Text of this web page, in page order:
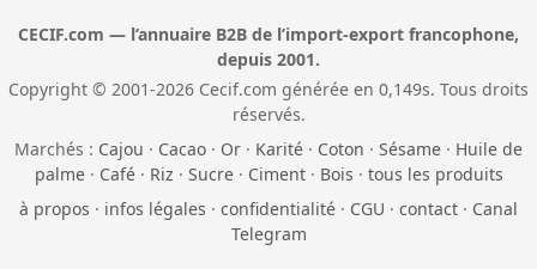
CECIF.com — l’annuaire B2B de l’import-export francophone,
depuis 2001.
Copyright © 2001-2026 Cecif.com générée en 0,149s. Tous droits
réservés.
Marchés : Cajou · Cacao · Or · Karité · Coton · Sésame · Huile de
palme· Café· Riz · Sucre· Ciment· Bois · tous les produits
à propos · infos légales · confidentialité · CGU · contact · Canal
Telegram